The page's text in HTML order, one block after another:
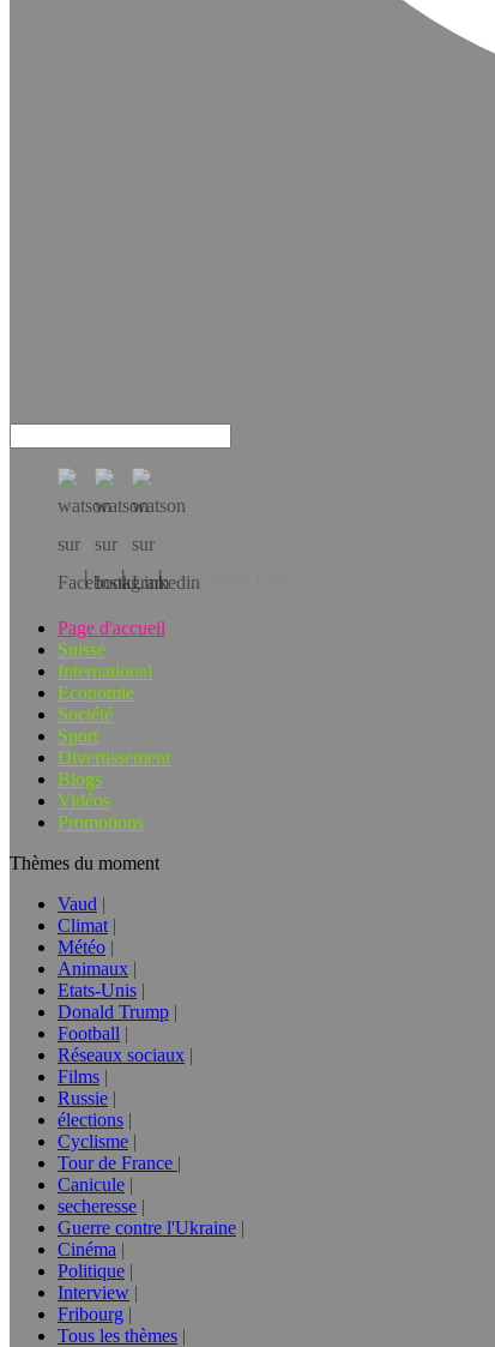
Téléchargez l’app!
Page d'accueil
Suisse
International
Economie
Société
Sport
Divertissement
Blogs
Vidéos
Promotions
Thèmes du moment
Vaud
Climat
Météo
Animaux
Etats-Unis
Donald Trump
Football
Réseaux sociaux
Films
Russie
élections
Cyclisme
Tour de France
Canicule
secheresse
Guerre contre l'Ukraine
Cinéma
Politique
Interview
Fribourg
Tous les thèmes